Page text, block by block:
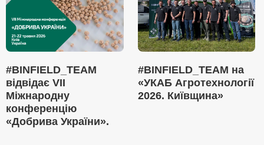
#BINFIELD_TEAM
відвідає VII
Міжнародну
конференцію
«Добрива України».
#BINFIELD_TEAM на
«УКАБ Агротехнології
2026. Київщина»